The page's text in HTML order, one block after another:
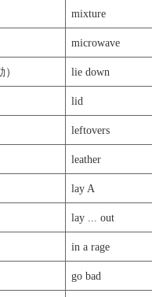
mixture
microwave
lie down
lid
leftovers
leather
lay A
lay ... out
in a rage
go bad